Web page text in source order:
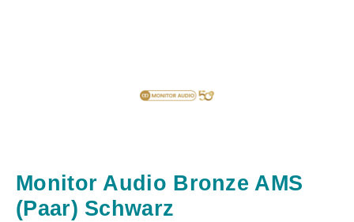
Monitor Audio Bronze AMS
(Paar) Schwarz